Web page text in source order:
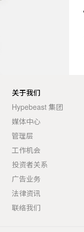
关于我们
Hypebeast 集团
媒体中心
管理层
工作机会
投资者关系
广告业务
法律资讯
联络我们